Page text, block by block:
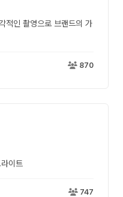
적인 촬영으로 브랜드의 가
870
포라이트
747